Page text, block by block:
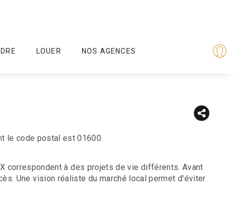
LOUER NOS AGENCES
le code postal est 01600.
correspondent à des projets de vie différents. Avant
Une vision réaliste du marché local permet d'éviter